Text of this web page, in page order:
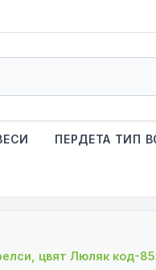
ПЕРДЕТА ТИП
цвят Люляк код-